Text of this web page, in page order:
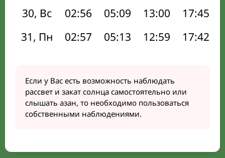
30, Вс
02:56 05:09 13:00 17:45
31, Пн
02:57 05:13 12:59 17:42
Если у Вас есть возможность наблюдать
рассвет и закат солнца самостоятельно или
слышать азан, то необходимо пользоваться
собственными наблюдениями.